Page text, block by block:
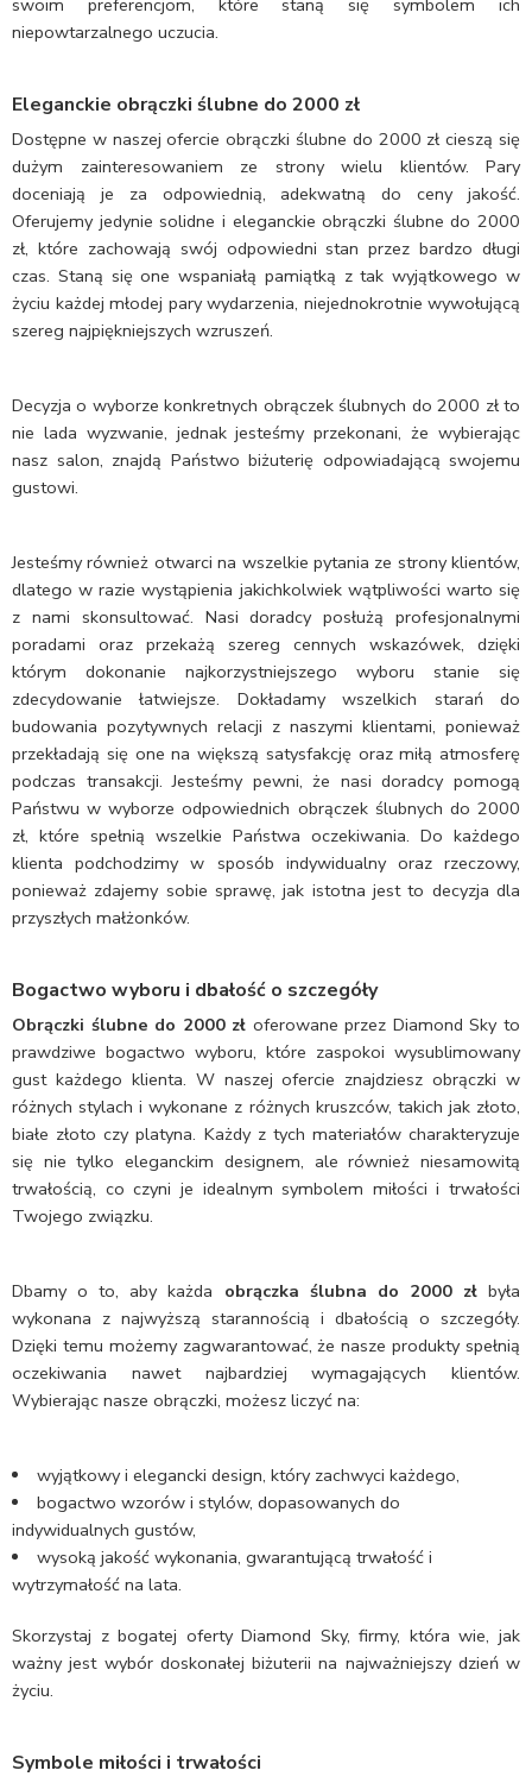
niepowtarzalnego uczucia.
Eleganckie obrączki ślubne do 2000 zł
Dostępne w naszej ofercie obrączki ślubne do 2000 zł cieszą się
dużym zainteresowaniem ze strony wielu klientów. Pary
doceniają je za odpowiednią, adekwatną do ceny jakość.
Oferujemy jedynie solidne i eleganckie obrączki ślubne do 2000
zł, które zachowają swój odpowiedni stan przez bardzo długi
czas. Staną się one wspaniałą pamiątką z tak wyjątkowego w
życiu każdej młodej pary wydarzenia, niejednokrotnie wywołującą
szereg najpiękniejszych wzruszeń.
Decyzja o wyborze konkretnych obrączek ślubnych do 2000 zł to
nie lada wyzwanie, jednak jesteśmy przekonani, że wybierając
nasz salon, znajdą Państwo biżuterię odpowiadającą swojemu
gustowi.
Jesteśmy również otwarci na wszelkie pytania ze strony klientów,
dlatego w razie wystąpienia jakichkolwiek wątpliwości warto się
z nami skonsultować. Nasi doradcy posłużą profesjonalnymi
poradami oraz przekażą szereg cennych wskazówek, dzięki
którym dokonanie najkorzystniejszego wyboru stanie się
zdecydowanie łatwiejsze. Dokładamy wszelkich starań do
budowania pozytywnych relacji z naszymi klientami, ponieważ
przekładają się one na większą satysfakcję oraz miłą atmosferę
podczas transakcji. Jesteśmy pewni, że nasi doradcy pomogą
Państwu w wyborze odpowiednich obrączek ślubnych do 2000
zł, które spełnią wszelkie Państwa oczekiwania. Do każdego
klienta podchodzimy w sposób indywidualny oraz rzeczowy,
ponieważ zdajemy sobie sprawę, jak istotna jest to decyzja dla
przyszłych małżonków.
Bogactwo wyboru i dbałość o szczegóły
Obrączki ślubne do 2000 zł oferowane przez Diamond Sky to
prawdziwe bogactwo wyboru, które zaspokoi wysublimowany
gust każdego klienta. W naszej ofercie znajdziesz obrączki w
różnych stylach i wykonane z różnych kruszców, takich jak złoto,
białe złoto czy platyna. Każdy z tych materiałów charakteryzuje
się nie tylko eleganckim designem, ale również niesamowitą
trwałością, co czyni je idealnym symbolem miłości i trwałości
Twojego związku.
Dbamy o to, aby każda obrączka ślubna do 2000 złbyła
wykonana z najwyższą starannością i dbałością o szczegóły.
Dzięki temu możemy zagwarantować, że nasze produkty spełnią
oczekiwania nawet najbardziej wymagających klientów.
Wybierając nasze obrączki, możesz liczyć na:
wyjątkowy i elegancki design, który zachwyci każdego,
bogactwo wzorów i stylów, dopasowanych do
indywidualnych gustów,
wysoką jakość wykonania, gwarantującą trwałość i
wytrzymałość na lata.
Skorzystaj z bogatej oferty Diamond Sky, firmy, która wie, jak
ważny jest wybór doskonałej biżuterii na najważniejszy dzień w
życiu.
Symbole miłości i trwałości